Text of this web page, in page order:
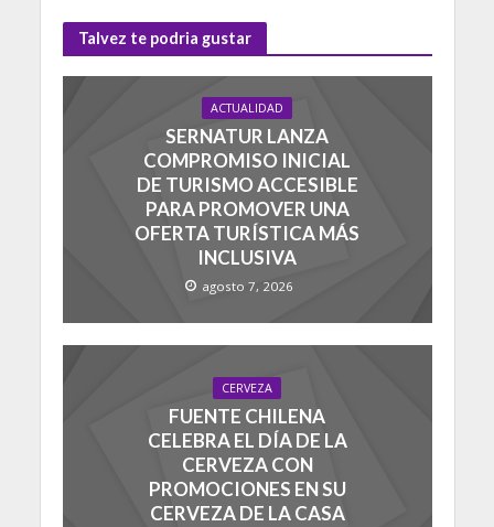
Talvez te podria gustar
ACTUALIDAD
SERNATUR LANZA
COMPROMISO INICIAL
DE TURISMO ACCESIBLE
PARA PROMOVER UNA
OFERTA TURÍSTICA MÁS
INCLUSIVA
agosto 7, 2026
CERVEZA
FUENTE CHILENA
CELEBRA EL DÍA DE LA
CERVEZA CON
PROMOCIONES EN SU
CERVEZA DE LA CASA